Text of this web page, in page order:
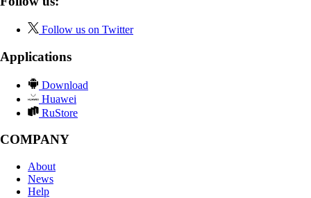
Follow us on Twitter
Applications
Download
Huawei
RuStore
COMPANY
About
News
Help